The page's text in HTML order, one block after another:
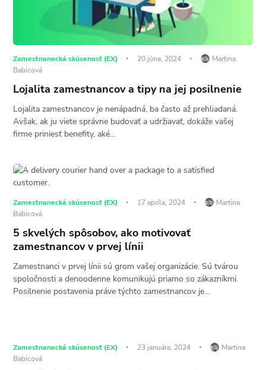
Zamestnanecká skúsenosť (EX) 20 júna, 2024
Martina
Babicová
Lojalita zamestnancov a tipy na jej posilnenie
Lojalita zamestnancov je nenápadná, ba často až prehliadaná.
Avšak, ak ju viete správne budovať a udržiavať, dokáže vašej
firme priniesť benefity, aké…
Zamestnanecká skúsenosť (EX) 17 apríla, 2024
Martina
Babicová
5 skvelých spôsobov, ako motivovať
zamestnancov v prvej línii
Zamestnanci v prvej línii sú grom vašej organizácie. Sú tvárou
spoločnosti a denoodenne komunikujú priamo so zákazníkmi.
Posilnenie postavenia práve týchto zamestnancov je…
Zamestnanecká skúsenosť (EX) 23 januára, 2024
Martina
Babicová